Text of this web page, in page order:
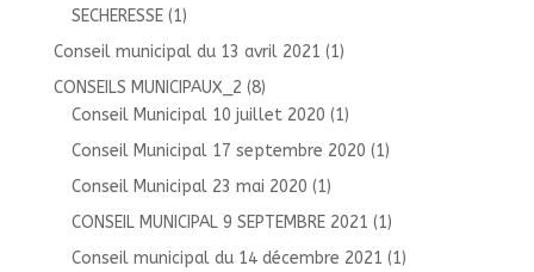
SECHERESSE(1)
Conseil municipal du 13 avril 2021 (1)
CONSEILS MUNICIPAUX_2 (8)
Conseil Municipal 10 juillet 2020 (1)
Conseil Municipal 17 septembre 2020 (1)
Conseil Municipal 23 mai 2020 (1)
CONSEIL MUNICIPAL 9 SEPTEMBRE 2021 (1)
Conseil municipal du 14 décembre 2021 (1)